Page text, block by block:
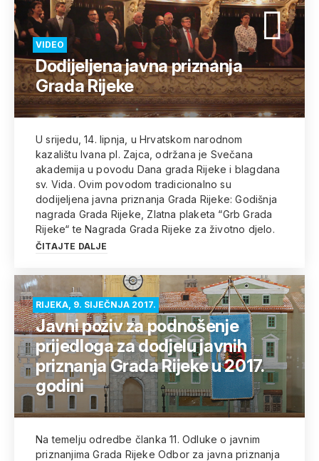
VIDEO
Dodijeljena javna priznanja
Grada Rijeke
U srijedu, 14. lipnja, u Hrvatskom narodnom
kazalištu Ivana pl. Zajca, održana je Svečana
akademija u povodu Dana grada Rijeke i blagdana
sv. Vida. Ovim povodom tradicionalno su
dodijeljena javna priznanja Grada Rijeke: Godišnja
nagrada Grada Rijeke, Zlatna plaketa “Grb Grada
Rijeke“ te Nagrada Grada Rijeke za životno djelo.
ČITAJTE DALJE
RIJEKA, 9. SIJEČNJA 2017.
Javni poziv za podnošenje
prijedloga za dodjelu javnih
priznanja Grada Rijeke u 2017.
godini
Na temelju odredbe članka 11. Odluke o javnim
priznanjima Grada Rijeke Odbor za javna priznanja